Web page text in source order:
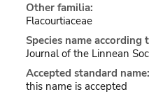
Other familia:
Flacourtiaceae
Species name according
Journal of the Linnean
Accepted standard name:
this name is accepted